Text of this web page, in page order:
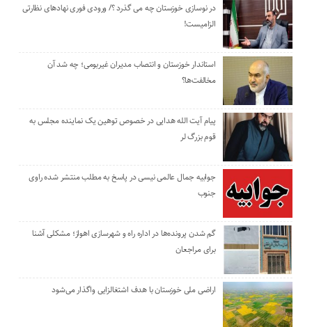
در نوسازی خوزستان چه می گذرد ؟/ ورودی فوری نهادهای نظارتی
الزامیست!
استاندار خوزستان و انتصاب مدیران غیربومی؛ چه شد آن
مخالفت‌ها؟
پیام آیت الله هدایی در خصوص توهین یک نماینده مجلس به
قوم بزرگ لر
جوابیه جمال عالمی نیسی در پاسخ به مطلب منتشر شده راوی
جنوب
گم شدن پرونده‌ها در اداره راه و شهرسازی اهواز؛ مشکلی آشنا
برای مراجعان
اراضی ملی خوزستان با هدف اشتغالزایی واگذار می‌شود